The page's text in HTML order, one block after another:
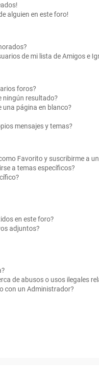
alguien en este foro!
de mi lista de Amigos e
foros?
ningún resultado?
una página en blanco?
mensajes y temas?
Favorito y suscribirme a
a temas específicos?
en este foro?
adjuntos?
de abusos o usos ilegales
con un Administrador?